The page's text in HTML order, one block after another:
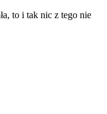
to i tak nic z tego nie